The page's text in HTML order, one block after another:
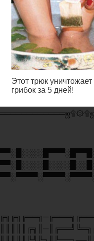
Этот трюк уничтожает
грибок за 5 дней!
/ Popular